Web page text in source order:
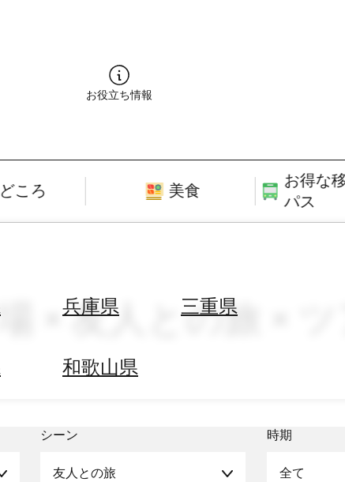
お役立ち情報
ころ 美食
お得な
パス
兵庫県 三重県
和歌山県
× 友人との旅 ×
シーン
友人との旅
時期
全て